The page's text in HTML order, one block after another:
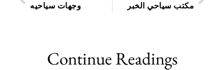
مكتب سياحي الخبر وجهات سياحيه
Continue Readings